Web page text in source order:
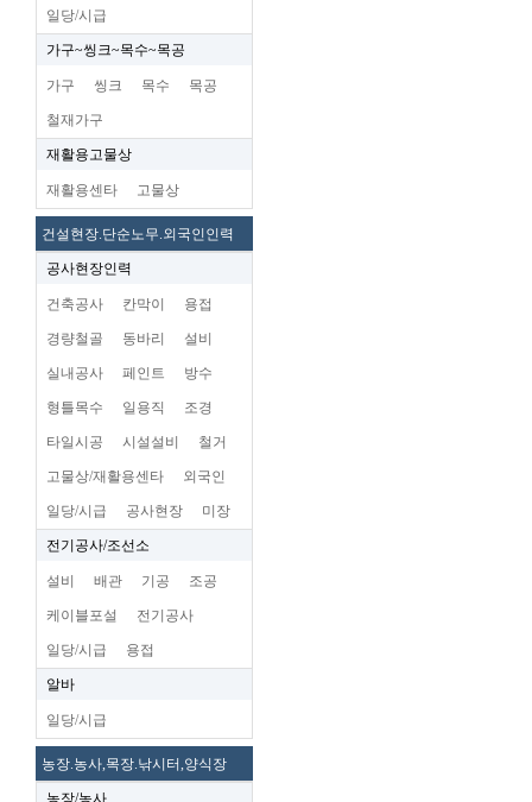
일당/시급
가구~씽크~목수~목공
가구 씽크 목수 목공
철재가구
재활용고물상
재활용센타 고물상
건설현장.단순노무.외국인인력
공사현장인력
건축공사 칸막이 용접
경량철골 동바리 설비
실내공사 페인트 방수
형틀목수 일용직 조경
타일시공 시설설비 철거
고물상/재활용센타 외국인
일당/시급 공사현장 미장
전기공사/조선소
설비 배관 기공 조공
케이블포설 전기공사
일당/시급 용접
알바
일당/시급
농장.농사,목장.낚시터,양식장
농장/농사